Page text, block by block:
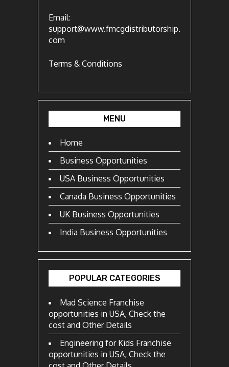
Email:
support@www.fmcgdistributorship.
com
Terms & Conditions
MENU
Home
Business Opportunities
USA Business Opportunities
Canada Business Opportunities
UK Business Opportunities
India Business Opportunities
POPULAR CATEGORIES
Mad Science Franchise
opportunities in USA, Check the
cost and Other Details
Engineering for Kids Franchise
opportunities in USA, Check the